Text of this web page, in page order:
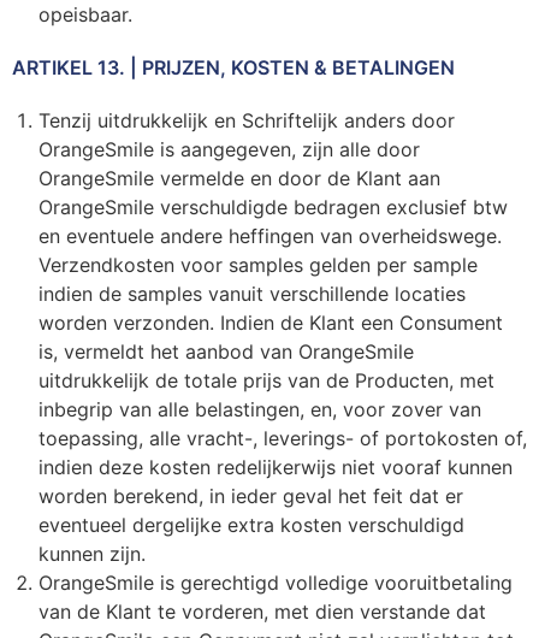
opeisbaar.
ARTIKEL 13. | PRIJZEN, KOSTEN & BETALINGEN
Tenzij uitdrukkelijk en Schriftelijk anders door
OrangeSmile is aangegeven, zijn alle door
OrangeSmile vermelde en door de Klant aan
OrangeSmile verschuldigde bedragen exclusief btw
en eventuele andere heffingen van overheidswege.
Verzendkosten voor samples gelden per sample
indien de samples vanuit verschillende locaties
worden verzonden. Indien de Klant een Consument
is, vermeldt het aanbod van OrangeSmile
uitdrukkelijk de totale prijs van de Producten, met
inbegrip van alle belastingen, en, voor zover van
toepassing, alle vracht-, leverings- of portokosten of,
indien deze kosten redelijkerwijs niet vooraf kunnen
worden berekend, in ieder geval het feit dat er
eventueel dergelijke extra kosten verschuldigd
kunnen zijn.
OrangeSmile is gerechtigd volledige vooruitbetaling
van de Klant te vorderen, met dien verstande dat